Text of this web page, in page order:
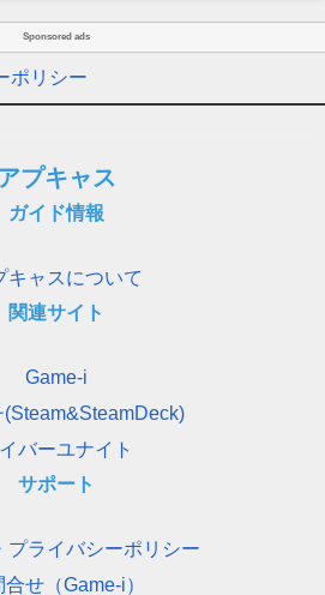
Sponsored ads
ポリシー
アプキャス
ガイド情報
キャスについて
関連サイト
Game-i
(Steam&SteamDeck)
バーユナイト
サポート
プライバシーポリシー
合せ（Game-i）